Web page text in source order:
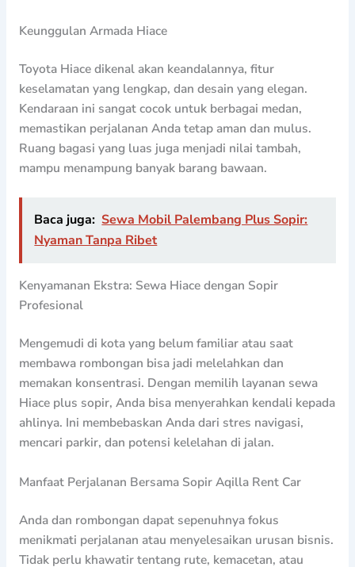
Keunggulan Armada Hiace
Toyota Hiace dikenal akan keandalannya, fitur
keselamatan yang lengkap, dan desain yang elegan.
Kendaraan ini sangat cocok untuk berbagai medan,
memastikan perjalanan Anda tetap aman dan mulus.
Ruang bagasi yang luas juga menjadi nilai tambah,
mampu menampung banyak barang bawaan.
Baca juga: Sewa Mobil Palembang Plus Sopir:
Nyaman Tanpa Ribet
Kenyamanan Ekstra: Sewa Hiace dengan Sopir
Profesional
Mengemudi di kota yang belum familiar atau saat
membawa rombongan bisa jadi melelahkan dan
memakan konsentrasi. Dengan memilih layanan sewa
Hiace plus sopir, Anda bisa menyerahkan kendali kepada
ahlinya. Ini membebaskan Anda dari stres navigasi,
mencari parkir, dan potensi kelelahan di jalan.
Manfaat Perjalanan Bersama Sopir Aqilla Rent Car
Anda dan rombongan dapat sepenuhnya fokus
menikmati perjalanan atau menyelesaikan urusan bisnis.
Tidak perlu khawatir tentang rute, kemacetan, atau